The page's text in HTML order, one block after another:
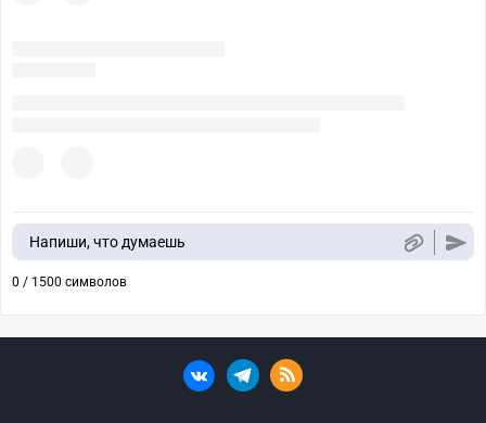
Напиши, что думаешь
0 / 1500 символов